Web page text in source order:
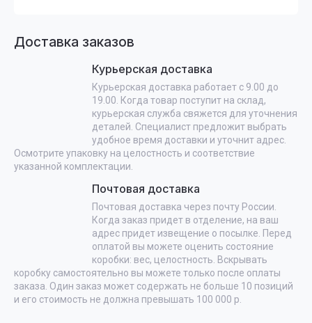
Доставка заказов
Курьерская доставка
Курьерская доставка работает с 9.00 до
19.00. Когда товар поступит на склад,
курьерская служба свяжется для уточнения
деталей. Специалист предложит выбрать
удобное время доставки и уточнит адрес.
Осмотрите упаковку на целостность и соответствие
указанной комплектации.
Почтовая доставка
Почтовая доставка через почту России.
Когда заказ придет в отделение, на ваш
адрес придет извещение о посылке. Перед
оплатой вы можете оценить состояние
коробки: вес, целостность. Вскрывать
коробку самостоятельно вы можете только после оплаты
заказа. Один заказ может содержать не больше 10 позиций
и его стоимость не должна превышать 100 000 р.